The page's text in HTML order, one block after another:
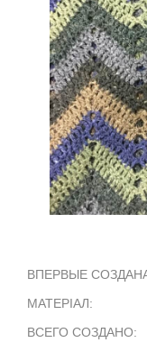
ВПЕРВЫЕ
МАТЕРІАЛ:
ВСЕГО СОЗДАНО: